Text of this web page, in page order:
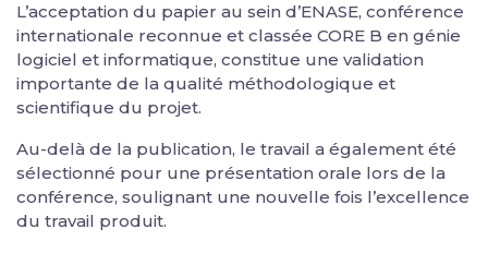
L’acceptation du papier au sein d’ENASE, conférence
internationale reconnue et classée CORE B en génie
logiciel et informatique, constitue une validation
importante de la qualité méthodologique et
scientifique du projet.
Au-delà de la publication, le travail a également été
sélectionné pour une présentation orale lors de la
conférence, soulignant une nouvelle fois l’excellence
du travail produit.